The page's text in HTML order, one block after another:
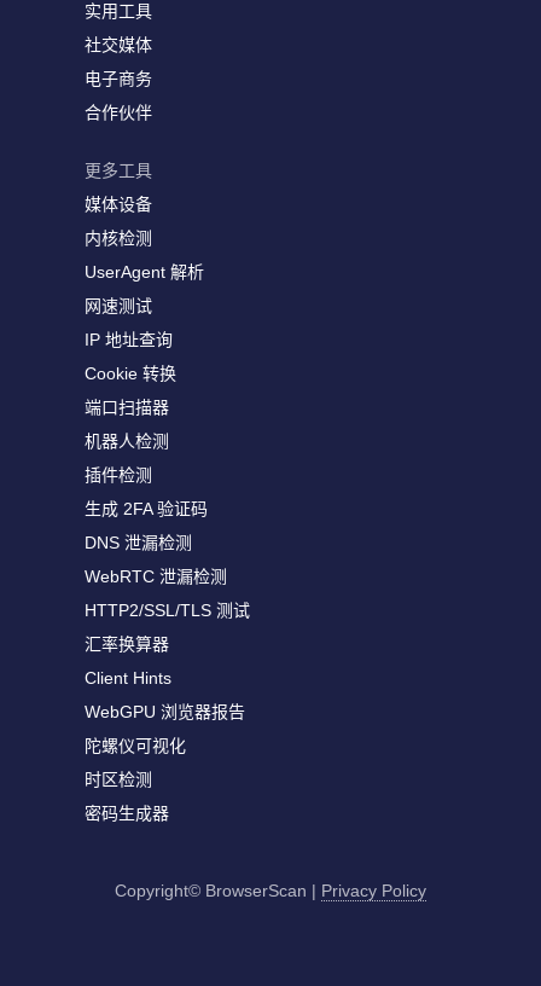
实用工具
社交媒体
电子商务
合作伙伴
更多工具
媒体设备
内核检测
UserAgent 解析
网速测试
IP 地址查询
Cookie 转换
端口扫描器
机器人检测
插件检测
生成 2FA 验证码
DNS 泄漏检测
WebRTC 泄漏检测
HTTP2/SSL/TLS 测试
汇率换算器
Client Hints
WebGPU 浏览器报告
陀螺仪可视化
时区检测
密码生成器
Copyright© BrowserScan | Privacy Policy